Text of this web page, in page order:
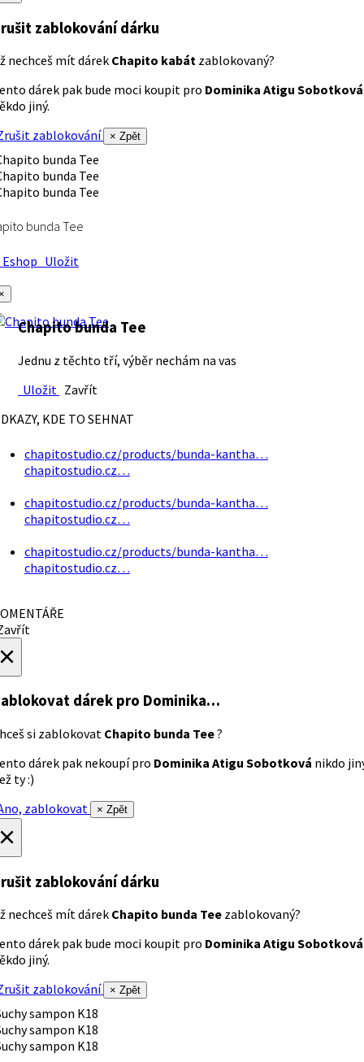
zablokování dárku
nechceš mít dárek Chapito kabát zablokovaný?
dárek pak bude moci koupit pro Dominika Atigu Sobotková
jiný.
zablokování
× Zpět
bunda Tee
Uložit
Chapito bunda Tee
Jednu z těchto tří, výběr nechám na vas
Uložit Zavřít
KDE TO SEHNAT
chapitostudio.cz/products/bunda-kantha…
chapitostudio.cz…
chapitostudio.cz/products/bunda-kantha…
chapitostudio.cz…
chapitostudio.cz/products/bunda-kantha…
chapitostudio.cz…
dárek pro Dominika…
si zablokovat Chapito bunda Tee?
dárek pak nekoupí pro Dominika Atigu Sobotková nikdo
ty :)
zablokovat
× Zpět
zablokování dárku
nechceš mít dárek Chapito bunda Tee zablokovaný?
dárek pak bude moci koupit pro Dominika Atigu Sobotková
jiný.
zablokování
× Zpět